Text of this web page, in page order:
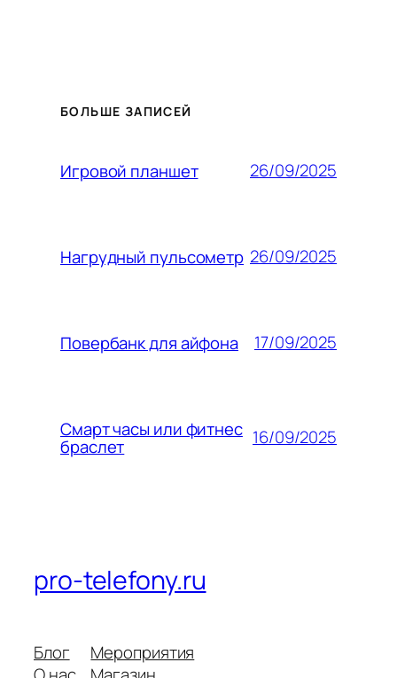
БОЛЬШЕ ЗАПИСЕЙ
Игровой планшет 26/09/2025
Нагрудный пульсометр 26/09/2025
Повербанк для айфона 17/09/2025
Смарт часы или фитнес
браслет 16/09/2025
pro-telefony.ru
Блог
Мероприятия